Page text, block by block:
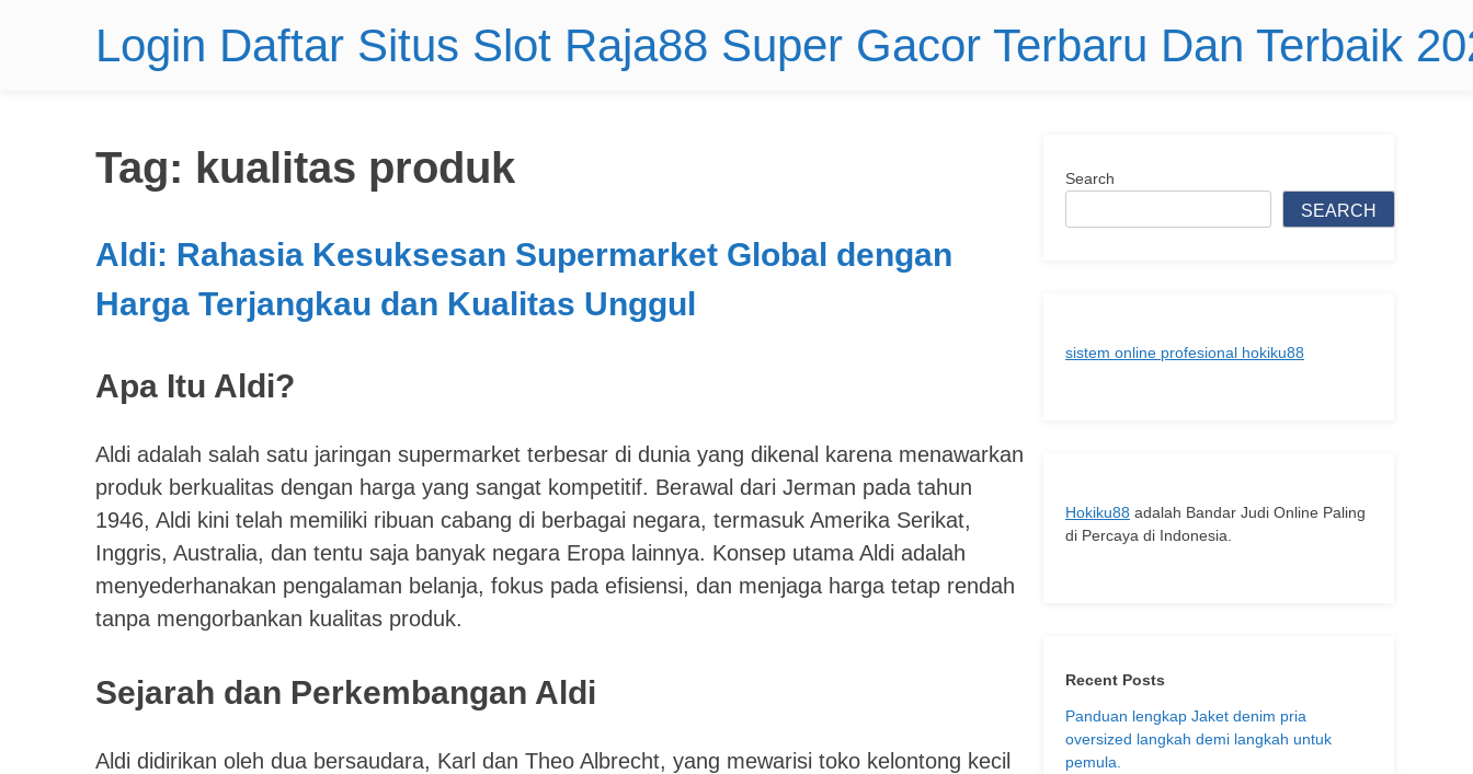
Login Daftar Situs Slot Raja88 Super Gacor Terbaru Dan Terbaik
Tag: kualitas produk
Aldi: Rahasia Kesuksesan Supermarket Global dengan
Harga Terjangkau dan Kualitas Unggul
Apa Itu Aldi?
Aldi adalah salah satu jaringan supermarket terbesar di dunia yang dikenal karena menawarkan
produk berkualitas dengan harga yang sangat kompetitif. Berawal dari Jerman pada tahun
1946, Aldi kini telah memiliki ribuan cabang di berbagai negara, termasuk Amerika Serikat,
Inggris, Australia, dan tentu saja banyak negara Eropa lainnya. Konsep utama Aldi adalah
menyederhanakan pengalaman belanja, fokus pada efisiensi, dan menjaga harga tetap rendah
tanpa mengorbankan kualitas produk.
Sejarah dan Perkembangan Aldi
Aldi didirikan oleh dua bersaudara, Karl dan Theo Albrecht, yang mewarisi toko kelontong kecil
Search
SEARCH
sistem online profesional hokiku88
Hokiku88 adalah Bandar Judi Online Paling
di Percaya di Indonesia.
Recent Posts
Panduan lengkap Jaket denim pria
oversized langkah demi langkah untuk
pemula.